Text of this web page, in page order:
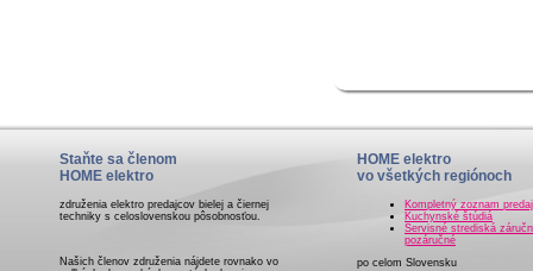
Staňte sa členom
HOME elektro
združenia elektro predajcov bielej a čiernej
techniky s celoslovenskou pôsobnosťou.
Našich členov združenia nájdete rovnako vo
HOME elektro
vo všetkých regiónoch
Kompletný zoznam
Kuchynské štúdiá
Servisné strediská
pozáručné
po celom Slovensku